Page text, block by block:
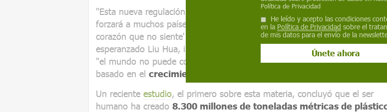
"Esta nueva regulación
va a generar un terremoto en todo el mundo
forzará a muchos países a dejar de banda esta actitud de 'ojos que no
corazón que no siente' que se ha desarrollado hacia la basura", opina
esperanzado Liu Hua, investigador de Greenpeace en Asia Oriental, para
"el mundo no puede continuar con el actual modelo de consumo
basado en el crecimiento infinito en un planeta finito
Un reciente estudio, el primero sobre esta materia, concluyó que el ser
humano ha creado 8.300 millones de toneladas métricas de
Política de Privacidad
He leído y acepto las condiciones
en la Política de Privacidad sobre el
de mis datos para el envío de la